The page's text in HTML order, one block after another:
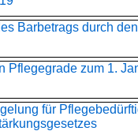
Barbetrags durch
Pflegegrade zum 1.
für